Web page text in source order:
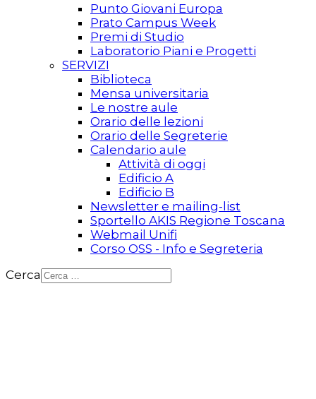
Punto Giovani Europa
Prato Campus Week
Premi di Studio
Laboratorio Piani e Progetti
SERVIZI
Biblioteca
Mensa universitaria
Le nostre aule
Orario delle lezioni
Orario delle Segreterie
Calendario aule
Attività di oggi
Edificio A
Edificio B
Newsletter e mailing-list
Sportello AKIS Regione Toscana
Webmail Unifi
Corso OSS - Info e Segreteria
Cerca